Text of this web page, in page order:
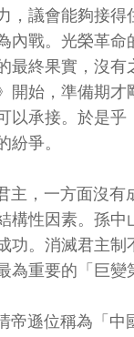
， 議會能夠接得
內戰。 光榮革命
最終果實，沒有
開始， 準備期才
以承接。於是乎
紛爭。
主，一方面沒有
構性因素。 孫中
功。消滅君主
為重要的「 巨變
帝遜位稱為「中